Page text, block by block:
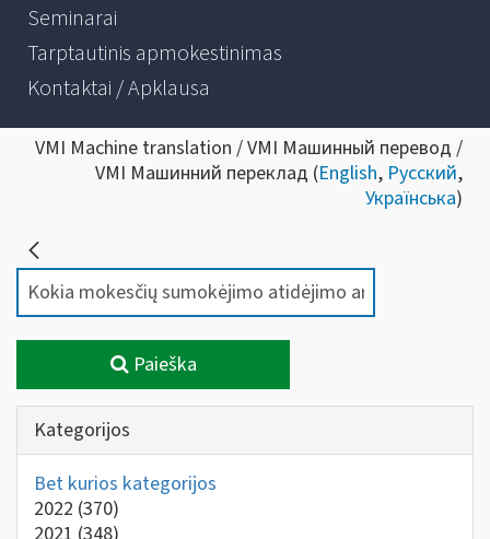
Seminarai
Tarptautinis apmokestinimas
Kontaktai / Apklausa
VMI Machine translation / VMI Машинный перевод /
VMI Машинний переклад (English, Русский,
Українська)
Paieška
Kategorijos
Bet kurios kategorijos
2022 (370)